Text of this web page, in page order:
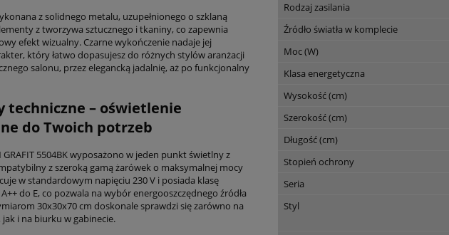
z solidnego metalu, uzupełnionego o szklaną
z tworzywa sztucznego i tkaniny, co zapewnia
efekt wizualny. Czarne wykończenie nadaje jej
który łatwo dopasujesz do różnych stylów aranżacji
salonu, przez elegancką jadalnię, aż po funkcjonalny
techniczne – oświetlenie
do Twoich potrzeb
GRAFIT 5504BK wyposażono w jeden punkt świetlny z
z szeroką gamą żarówek o maksymalnej mocy
w standardowym napięciu 230 V i posiada klasę
do E, co pozwala na wybór energooszczędnego źródła
30x30x70 cm doskonale sprawdzi się zarówno na
i na biurku w gabinecie.
Rodzaj zasilania
Źródło światła w komplecie
Moc (W)
Klasa energetyczna
Wysokość (cm)
Szerokość (cm)
Długość (cm)
Stopień ochrony
Seria
Styl